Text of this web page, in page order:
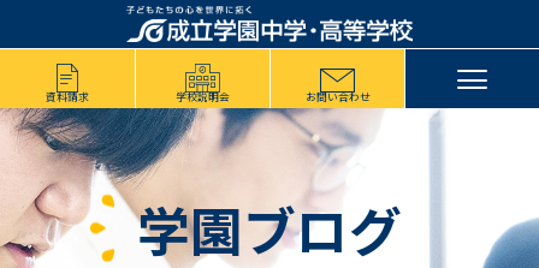
資料請求 学校説明会 お問い合わせ
学園ブログ